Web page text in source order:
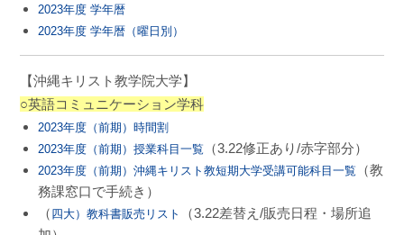
2023年度 学年暦
2023年度 学年暦（曜日別）
【沖縄キリスト教学院大学】
○英語コミュニケーション学科
2023年度（前期）時間割
2023年度（前期）授業科目一覧 （3.22修正あり/赤字部分）
2023年度（前期）沖縄キリスト教短期大学受講可能科目一覧 （教
務課窓口で手続き）
（ 四大）教科書販売リスト
（3.22差替え/販売日程・場所追